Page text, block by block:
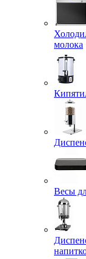
молока
Весы